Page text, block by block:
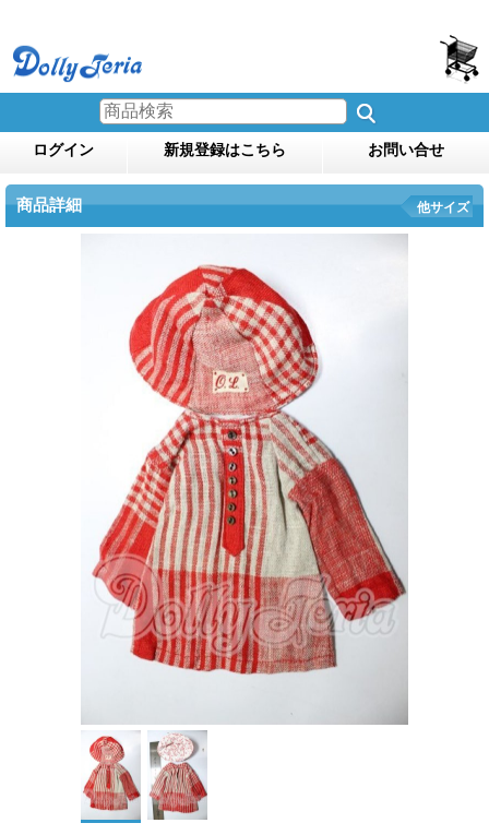
ログイン 新規登録はこちら お問い合せ
商品詳細 他サイズ